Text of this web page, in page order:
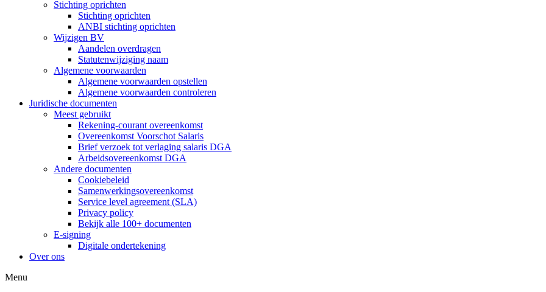
Stichting oprichten
Stichting oprichten
ANBI stichting oprichten
Wijzigen BV
Aandelen overdragen
Statutenwijziging naam
Algemene voorwaarden
Algemene voorwaarden opstellen
Algemene voorwaarden controleren
Juridische documenten
Meest gebruikt
Rekening-courant overeenkomst
Overeenkomst Voorschot Salaris
Brief verzoek tot verlaging salaris DGA
Arbeidsovereenkomst DGA
Andere documenten
Cookiebeleid
Samenwerkingsovereenkomst
Service level agreement (SLA)
Privacy policy
Bekijk alle 100+ documenten
E-signing
Digitale ondertekening
Over ons
Menu